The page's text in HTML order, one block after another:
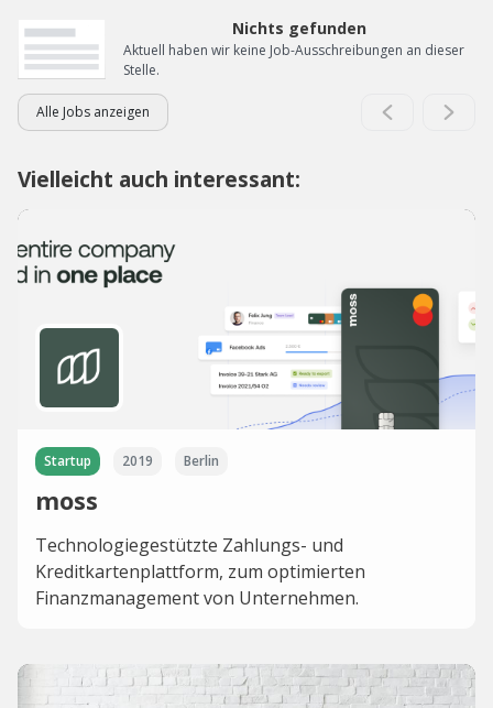
Nichts gefunden
Aktuell haben wir keine Job-Ausschreibungen an dieser
Stelle.
Alle Jobs anzeigen
Vielleicht auch interessant:
Startup 2019 Berlin
moss
Technologiegestützte Zahlungs- und
Kreditkartenplattform, zum optimierten
Finanzmanagement von Unternehmen.